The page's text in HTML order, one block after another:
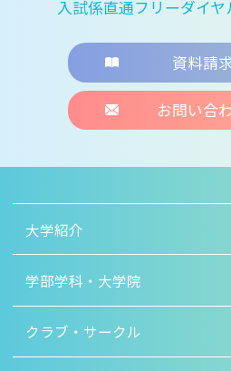
入試係直通フリーダイ
資料請
お問い合
大学紹介
学部学科・大学院
クラブ・サークル